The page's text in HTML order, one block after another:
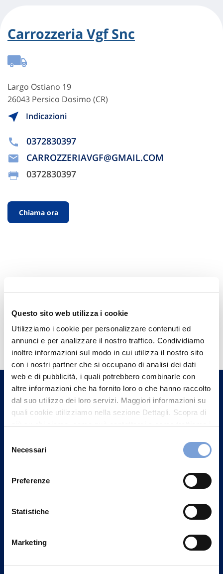
Questo sito web utilizza i cookie
Utilizziamo i cookie per personalizzare contenuti ed
annunci e per analizzare il nostro traffico. Condividiamo
inoltre informazioni sul modo in cui utilizza il nostro sito
con i nostri partner che si occupano di analisi dei dati
web e di pubblicità, i quali potrebbero combinarle con
altre informazioni che ha fornito loro o che hanno raccolto
dal suo utilizzo dei loro servizi. Maggiori informazioni su
quali cookie utilizziamo nella sezione Dettagli. Scopra di
può trovare nel footer del sito nella sezione "Informativa
delNecessari
Preferenze
Statistiche
Marketing
Carrozzeria Vgf Snc
Largo Ostiano 19
26043 Persico Dosimo (CR)
Indicazioni
0372830397
CARROZZERIAVGF@GMAIL.COM
0372830397
Chiama ora
Hai bisogno di
informazioni?
Trova l'Agenzia più vicina a te e parla con
un nostro Agente.
Contattaci